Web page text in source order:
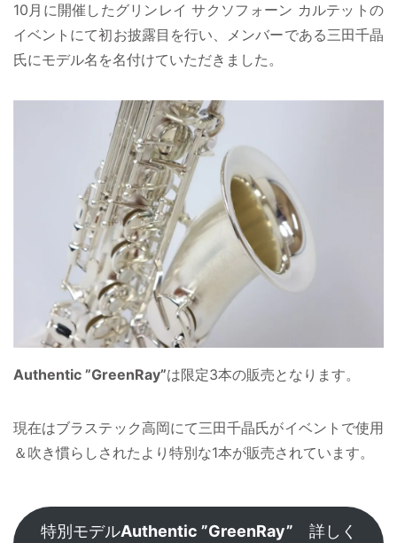
10月に開催したグリンレイ サクソフォーン カルテットの
イベントにて初お披露目を行い、メンバーである三田千晶
氏にモデル名を名付けていただきました。
Authentic ”GreenRay”は限定3本の販売となります。
現在はブラステック高岡にて三田千晶氏がイベントで使用
＆吹き慣らしされたより特別な1本が販売されています。
特別モデルAuthentic ”GreenRay” 詳しく